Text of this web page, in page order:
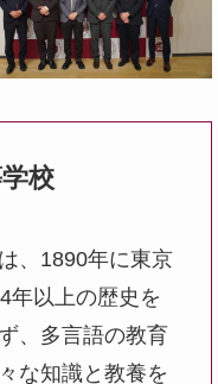
校
、1890年に東京
年以上の歴史を
、多言語の教育
な知識と教養を